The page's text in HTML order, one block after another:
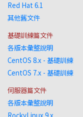
Red Hat 6.1
其他舊文件
基礎訓練篇文件
各版本彙整說明
CentOS 8.x - 基礎訓練
CentOS 7.x - 基礎訓練
伺服器篇文件
各版本彙整說明